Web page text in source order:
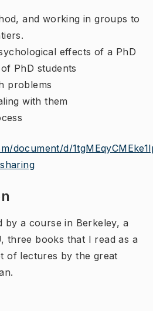
and working in groups to
effects of a PhD
PhD students
problems
with them
document/d/
by a course in Berkeley, a
three books that I read as a
of lectures by the great